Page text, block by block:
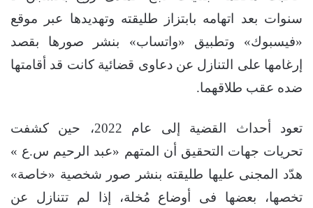
سنوات بعد اتهامه بابتزاز طليقته وتهديدها عبر موقع
«فيسبوك» وتطبيق «واتساب» بنشر صورها بقصد
إرغامها على التنازل عن دعاوى قضائية كانت قد أقامتها
ضده عقب طلاقهما.
تعود أحداث القضية إلى عام 2022، حين كشفت
تحريات جهات التحقيق أن المتهم «عبد الرحيم س.ع »
هدّد المجنى عليها طليقته بنشر صور شخصية «خاصة»
تخصها، بعضها فى أوضاع مُخلة، إذا لم تتنازل عن